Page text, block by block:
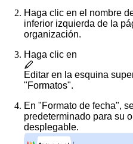
Haga clic en el nombre
inferior izquierda de la
organización.
Haga clic en
Editar en la esquina
"Formatos".
En "Formato de fecha",
predeterminado para su
desplegable.